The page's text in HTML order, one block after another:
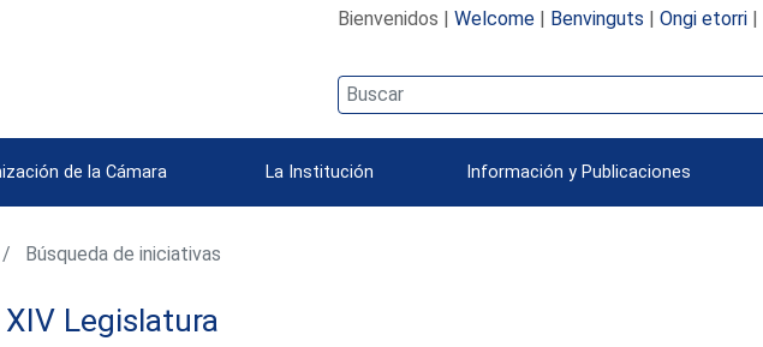
Bienvenidos | Welcome| Benvinguts | Ongi etorri|
de la Cámara La Institución Información y Publicaciones
Búsqueda de iniciativas
XIV Legislatura